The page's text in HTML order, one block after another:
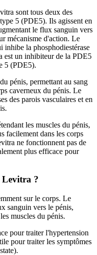
sont tous deux des
5 (PDE5). Ils agissent en
le flux sanguin vers
mécanisme d'action. Le
la phosphodiestérase
est un inhibiteur de la PDE5
5 (PDE5).
pénis, permettant au sang
caverneux du pénis. Le
des parois vasculaires et en
les muscles du pénis,
facilement dans les corps
ne fonctionnent pas de
plus efficace pour
Levitra ?
sur le corps. Le
sanguin vers le pénis,
muscles du pénis.
pour traiter l'hypertension
pour traiter les symptômes